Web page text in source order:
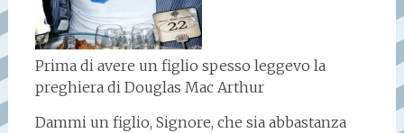
Prima di avere un figlio spesso leggevo la
preghiera di Douglas Mac Arthur
Dammi un figlio, Signore, che sia abbastanza